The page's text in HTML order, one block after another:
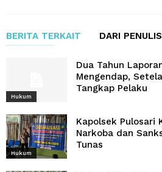
BERITA TERKAIT DARI PENULIS
Hukum
Dua Tahun
Mengendap,
Tangkap Pelaku
Hukum
Kapolsek Pulosari
Narkoba dan
Tunas